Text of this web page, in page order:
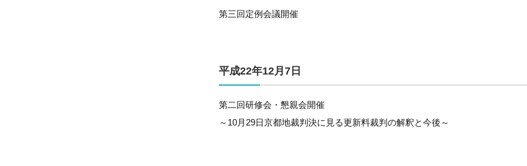
第三回定例会議開催
平成22年12月7日
第二回研修会・懇親会開催
～10月29日京都地裁判決に見る更新料裁判の解釈と今後～